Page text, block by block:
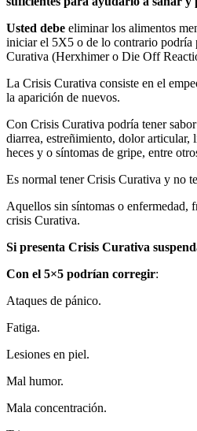
Usted debe eliminar los alimentos
iniciar el 5X5 o de lo contrario podría
Curativa (Herxhimer o Die Off
La Crisis Curativa consiste en el
la aparición de nuevos.
Con Crisis Curativa podría tener
diarrea, estreñimiento, dolor articular,
heces y o síntomas de gripe, entre
Es normal tener Crisis Curativa y no
Aquellos sin síntomas o enfermedad,
crisis Curativa.
Si presenta Crisis Curativa
Con el 5×5 podrían corregir:
Ataques de pánico.
Fatiga.
Lesiones en piel.
Mal humor.
Mala concentración.